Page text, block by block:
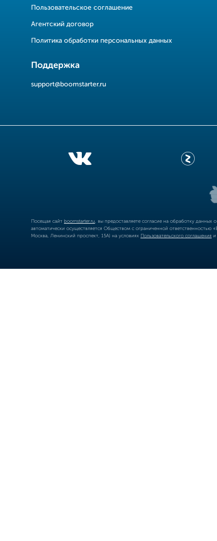
Пользовательское соглашение
Агентский договор
Политика обработки персональных данных
Поддержка
support@boomstarter.ru
Посещая сайт boomstarter.ru , вы предоставляете согласие на обработку
автоматически осуществляется Обществом с ограниченной
Москва, Ленинский проспект, 15А) на условиях Пользовательского соглашения и